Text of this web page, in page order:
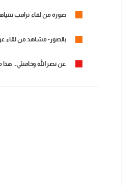
صورة من لقاء ترامب
بالصور- مشاهد من لقاء
عن نصرالله وخامنئي.. هذا